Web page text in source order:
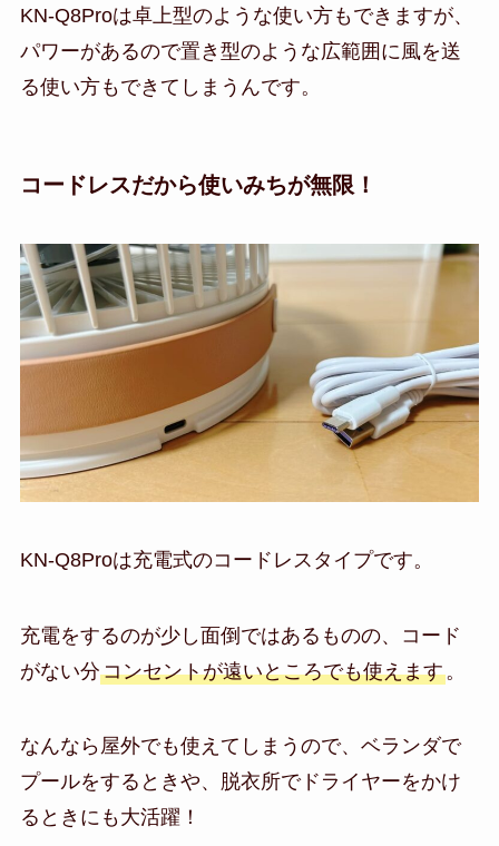
KN-Q8Proは卓上型のような使い方もできますが、
パワーがあるので置き型のような広範囲に風を送
る使い方もできてしまうんです。
コードレスだから使いみちが無限！
KN-Q8Proは充電式のコードレスタイプです。
充電をするのが少し面倒ではあるものの、コード
がない分コンセントが遠いところでも使えます。
なんなら屋外でも使えてしまうので、ベランダで
プールをするときや、脱衣所でドライヤーをかけ
るときにも大活躍！